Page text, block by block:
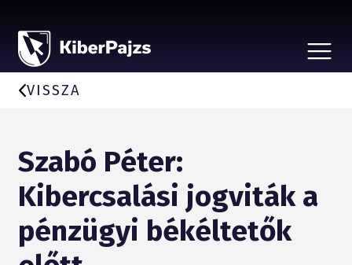
CSALÁSTÍPUSOK
HÍREK
PARTNEREKNEK
VISSZA
Szabó Péter:
Kibercsalási jogviták a
pénzügyi békéltetők